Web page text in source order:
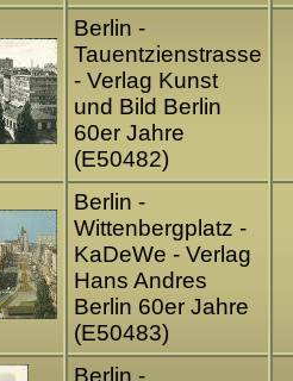
Berlin -
Tauentzienstrasse
- Verlag Kunst
und Bild Berlin
60er Jahre
(E50482)
Berlin -
Wittenbergplatz -
KaDeWe - Verlag
Hans Andres
Berlin 60er Jahre
(E50483)
Berlin -